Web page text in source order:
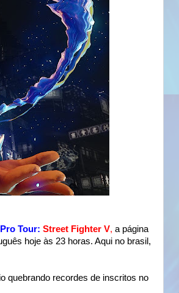
Tour: Street Fighter V, a página
hoje às 23 horas. Aqui no brasil,
quebrando recordes de inscritos no